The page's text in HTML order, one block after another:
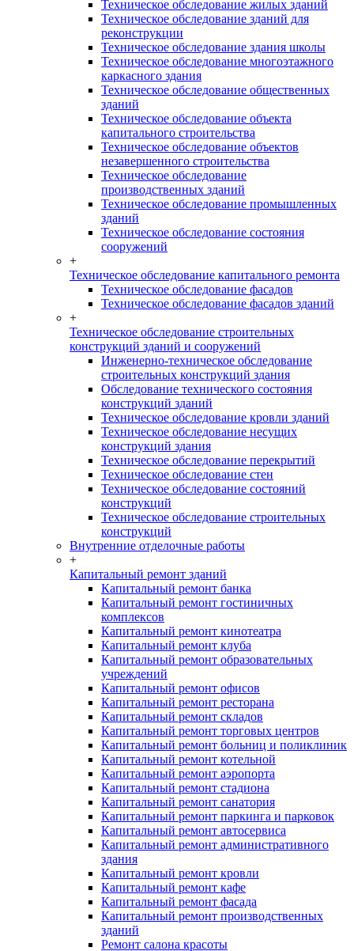
Техническое обследование жилых зданий
Техническое обследование зданий для
реконструкции
Техническое обследование здания школы
Техническое обследование многоэтажного
каркасного здания
Техническое обследование общественных
зданий
Техническое обследование объекта
капитального строительства
Техническое обследование объектов
незавершенного строительства
Техническое обследование
производственных зданий
Техническое обследование промышленных
зданий
Техническое обследование состояния
сооружений
+
Техническое обследование капитального ремонта
Техническое обследование фасадов
Техническое обследование фасадов зданий
+
Техническое обследование строительных
конструкций зданий и сооружений
Инженерно-техническое обследование
строительных конструкций здания
Обследование технического состояния
конструкций зданий
Техническое обследование кровли зданий
Техническое обследование несущих
конструкций здания
Техническое обследование перекрытий
Техническое обследование стен
Техническое обследование состояний
конструкций
Техническое обследование строительных
конструкций
Внутренние отделочные работы
+
Капитальный ремонт зданий
Капитальный ремонт банка
Капитальный ремонт гостиничных
комплексов
Капитальный ремонт кинотеатра
Капитальный ремонт клуба
Капитальный ремонт образовательных
учреждений
Капитальный ремонт офисов
Капитальный ремонт ресторана
Капитальный ремонт складов
Капитальный ремонт торговых центров
Капитальный ремонт больниц и поликлиник
Капитальный ремонт котельной
Капитальный ремонт аэропорта
Капитальный ремонт стадиона
Капитальный ремонт санатория
Капитальный ремонт паркинга и парковок
Капитальный ремонт автосервиса
Капитальный ремонт административного
здания
Капитальный ремонт кровли
Капитальный ремонт кафе
Капитальный ремонт фасада
Капитальный ремонт производственных
зданий
Ремонт салона красоты